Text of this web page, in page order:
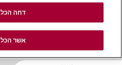
דחה הכל
אשר הכל